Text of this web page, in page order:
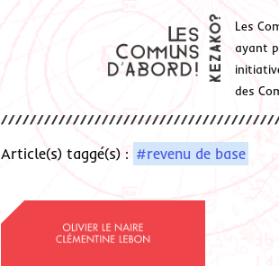
Les
ayant
des
Article(s) taggé(s) : #revenu de base